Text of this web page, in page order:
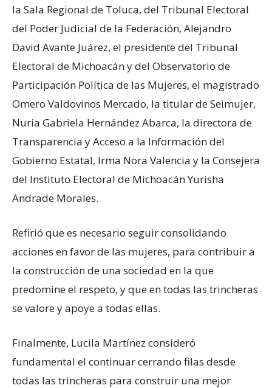
la Sala Regional de Toluca, del Tribunal Electoral
del Poder Judicial de la Federación, Alejandro
David Avante Juárez, el presidente del Tribunal
Electoral de Michoacán y del Observatorio de
Participación Política de las Mujeres, el magistrado
Omero Valdovinos Mercado, la titular de Seimujer,
Nuria Gabriela Hernández Abarca, la directora de
Transparencia y Acceso a la Información del
Gobierno Estatal, Irma Nora Valencia y la Consejera
del Instituto Electoral de Michoacán Yurisha
Andrade Morales.
Refirió que es necesario seguir consolidando
acciones en favor de las mujeres, para contribuir a
la construcción de una sociedad en la que
predomine el respeto, y que en todas las trincheras
se valore y apoye a todas ellas.
Finalmente, Lucila Martínez consideró
fundamental el continuar cerrando filas desde
todas las trincheras para construir una mejor